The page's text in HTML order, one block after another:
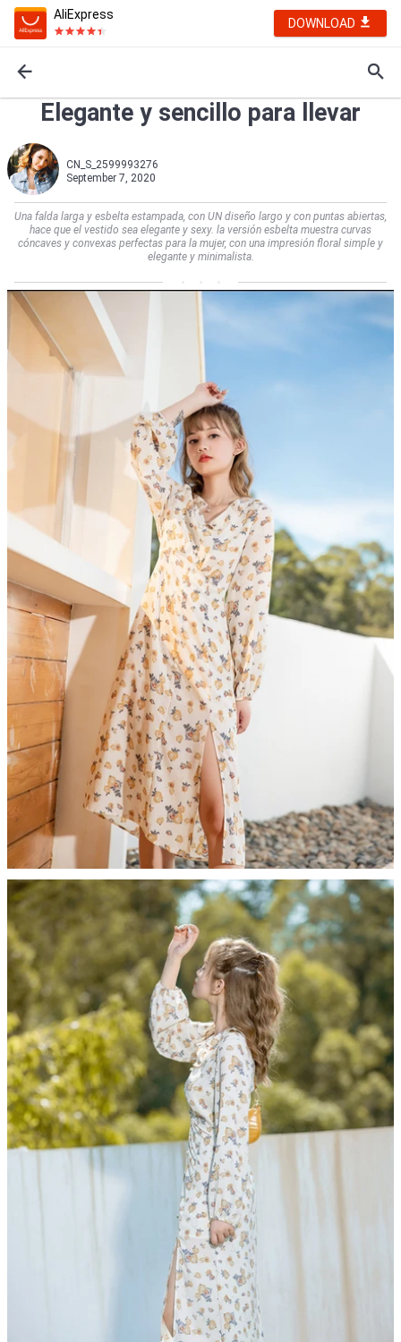
AliExpress
DOWNLOAD
Elegante y sencillo para llevar
CN_S_2599993276
September 7, 2020
Una falda larga y esbelta estampada, con UN diseño largo y con puntas abiertas,
hace que el vestido sea elegante y sexy. la versión esbelta muestra curvas
cóncaves y convexas perfectas para la mujer, con una impresión floral simple y
elegante y minimalista.